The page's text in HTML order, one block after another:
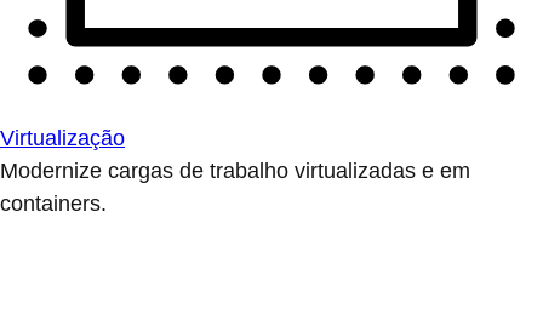
Virtualização
Modernize cargas de trabalho virtualizadas e em
containers.